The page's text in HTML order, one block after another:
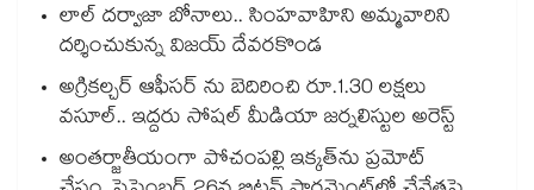
లాల్ దర్వాజా బోనాలు.. సింహవాహిని అమ్మవారిని
దర్శించుకున్న విజయ్ దేవరకొండ
అగ్రికల్చర్ ఆఫీసర్‌‌‌‌ ను బెదిరించి రూ.1.30 లక్షలు
వసూల్‌‌.. ఇద్దరు సోషల్ మీడియా జర్నలిస్టుల అరెస్ట్
అంతర్జాతీయంగా పోచంపల్లి ఇక్కత్‌ను ప్రమోట్‌